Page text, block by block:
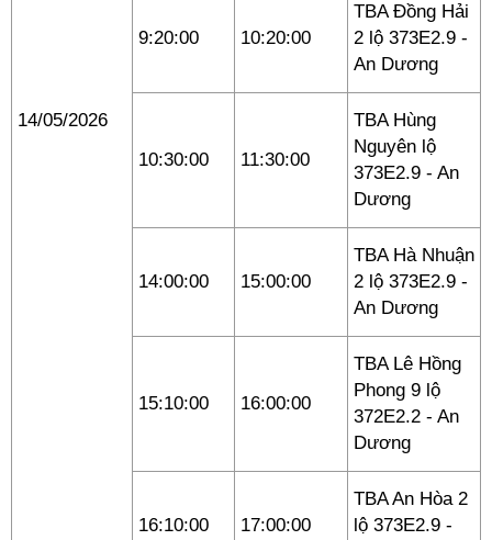
14/05/2026
9:20:00 10:20:00
TBA Đồng Hải
2 lộ 373E2.9 -
An Dương
10:30:00 11:30:00
TBA Hùng
Nguyên lộ
373E2.9 - An
Dương
14:00:00 15:00:00
TBA Hà Nhuận
2 lộ 373E2.9 -
An Dương
15:10:00 16:00:00
TBA Lê Hồng
Phong 9 lộ
372E2.2 - An
Dương
16:10:00 17:00:00
TBA An Hòa 2
lộ 373E2.9 -